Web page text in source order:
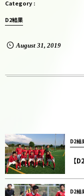
D2結果
August 31, 2019
D2結
【
D2結